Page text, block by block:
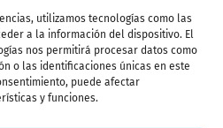
utilizamos tecnologías como las
a la información del dispositivo. El
nos permitirá procesar datos como
o las identificaciones únicas en este
puede afectar
y funciones.
animal,
y liderazgo